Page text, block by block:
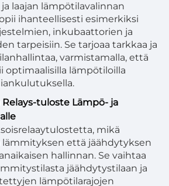
laajan lämpötilavalinnan
ihanteellisesti esimerkiksi
inkubaattorien ja
tarpeisiin. Se tarjoaa tarkkaa ja
varmistamalla, että
optimaalisilla lämpötiloilla
tuloste Lämpö- ja
mikä
lämmityksen että jäähdytyksen
hallinnan. Se vaihtaa
jäähdytystilaan ja
lämpötilarajojen